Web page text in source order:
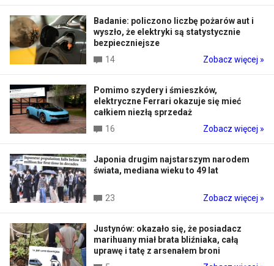
Badanie: policzono liczbę pożarów aut i
wyszło, że elektryki są statystycznie
bezpieczniejsze
14
Zobacz więcej »
Pomimo szydery i śmieszków,
elektryczne Ferrari okazuje się mieć
całkiem niezłą sprzedaż
16
Zobacz więcej »
Japonia drugim najstarszym narodem
świata, mediana wieku to 49 lat
23 Zobacz więcej »
Justynów: okazało się, że posiadacz
marihuany miał brata bliźniaka, całą
uprawę i tatę z arsenałem broni